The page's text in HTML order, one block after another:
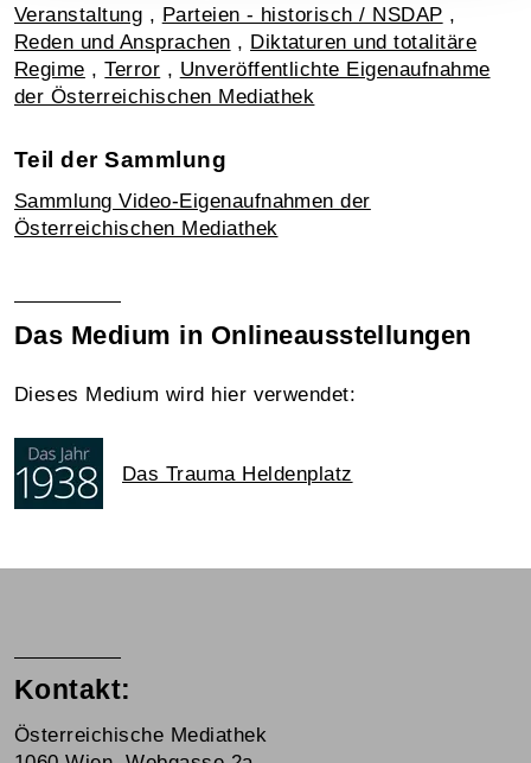
Veranstaltung , Parteien - historisch / NSDAP ,
Reden und Ansprachen , Diktaturen und totalitäre
Regime ,Terror , Unveröffentlichte Eigenaufnahme
der Österreichischen Mediathek
Teil der Sammlung
Sammlung Video-Eigenaufnahmen der
Österreichischen Mediathek
Das Medium in Onlineausstellungen
Dieses Medium wird hier verwendet:
Das Trauma Heldenplatz
Kontakt:
Österreichische Mediathek